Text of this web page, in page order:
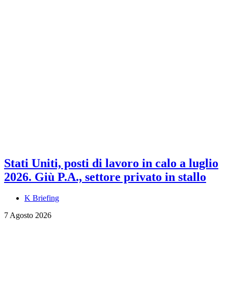
Stati Uniti, posti di lavoro in calo a luglio
2026. Giù P.A., settore privato in stallo
K Briefing
7 Agosto 2026